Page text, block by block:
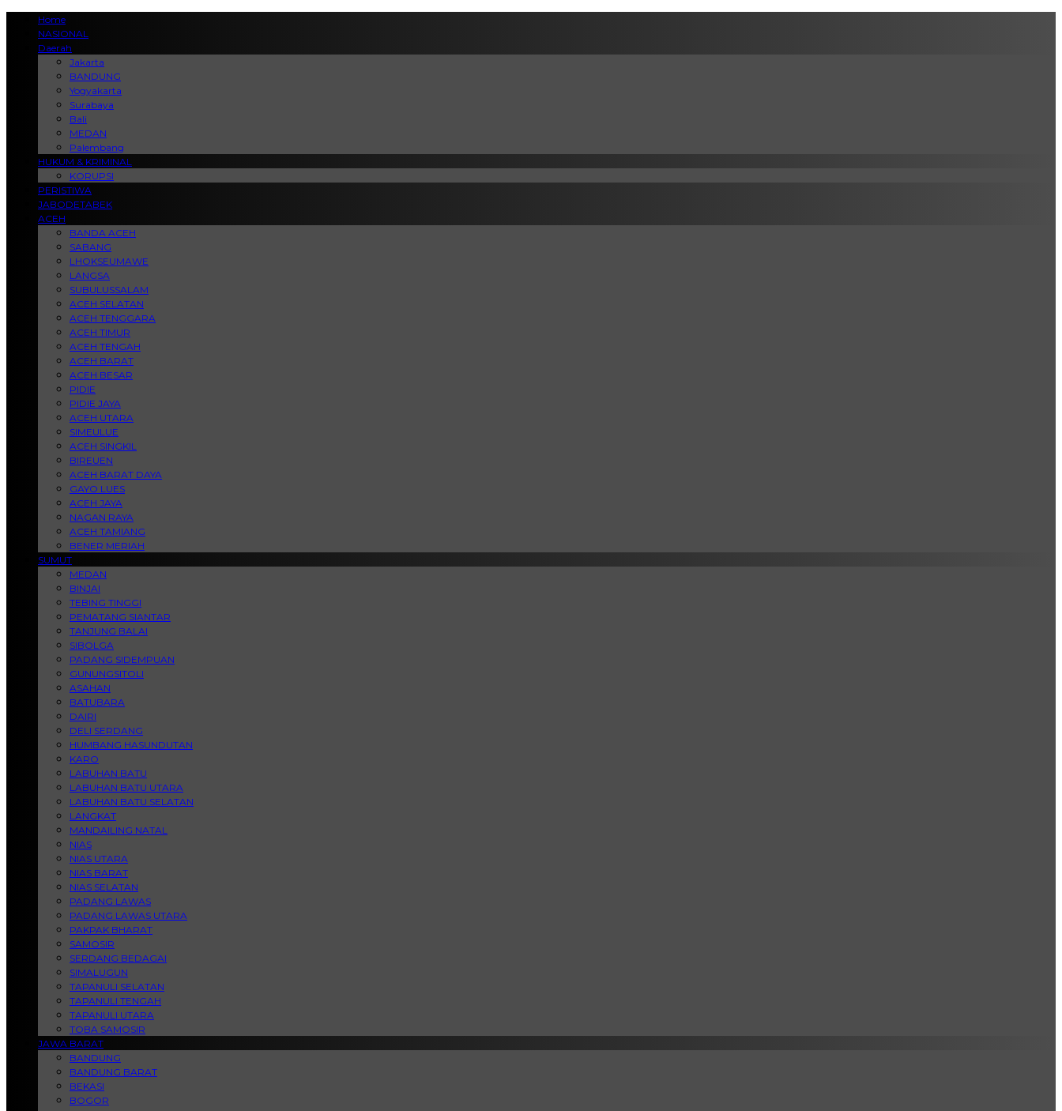
Home
NASIONAL
Daerah
Jakarta
BANDUNG
Yogyakarta
Surabaya
Bali
MEDAN
Palembang
HUKUM & KRIMINAL
KORUPSI
PERISTIWA
JABODETABEK
ACEH
BANDA ACEH
SABANG
LHOKSEUMAWE
LANGSA
SUBULUSSALAM
ACEH SELATAN
ACEH TENGGARA
ACEH TIMUR
ACEH TENGAH
ACEH BARAT
ACEH BESAR
PIDIE
PIDIE JAYA
ACEH UTARA
SIMEULUE
ACEH SINGKIL
BIREUEN
ACEH BARAT DAYA
GAYO LUES
ACEH JAYA
NAGAN RAYA
ACEH TAMIANG
BENER MERIAH
SUMUT
MEDAN
BINJAI
TEBING TINGGI
PEMATANG SIANTAR
TANJUNG BALAI
SIBOLGA
PADANG SIDEMPUAN
GUNUNGSITOLI
ASAHAN
BATUBARA
DAIRI
DELI SERDANG
HUMBANG HASUNDUTAN
KARO
LABUHAN BATU
LABUHAN BATU UTARA
LABUHAN BATU SELATAN
LANGKAT
MANDAILING NATAL
NIAS
NIAS UTARA
NIAS BARAT
NIAS SELATAN
PADANG LAWAS
PADANG LAWAS UTARA
PAKPAK BHARAT
SAMOSIR
SERDANG BEDAGAI
SIMALUGUN
TAPANULI SELATAN
TAPANULI TENGAH
TAPANULI UTARA
TOBA SAMOSIR
JAWA BARAT
BANDUNG
BANDUNG BARAT
BEKASI
BOGOR